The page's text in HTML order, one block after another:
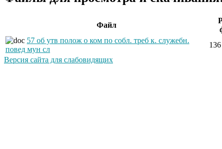
Файл
57 об утв полож о ком по собл. треб к. служебн.
повед мун сл
Версия сайта для слабовидящих